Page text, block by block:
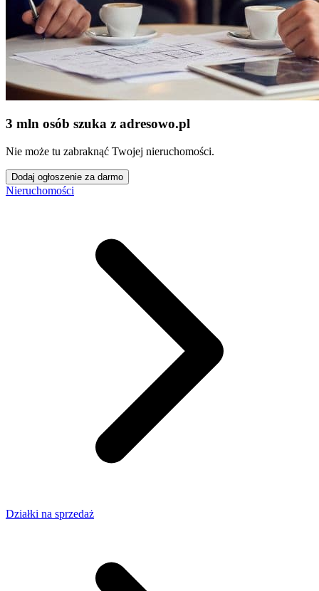
3 mln osób szuka z adresowo.pl
Nie może tu zabraknąć Twojej nieruchomości.
Dodaj ogłoszenie za darmo
Nieruchomości
Działki na sprzedaż